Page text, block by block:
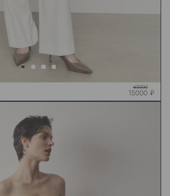
40000
15000 ₽